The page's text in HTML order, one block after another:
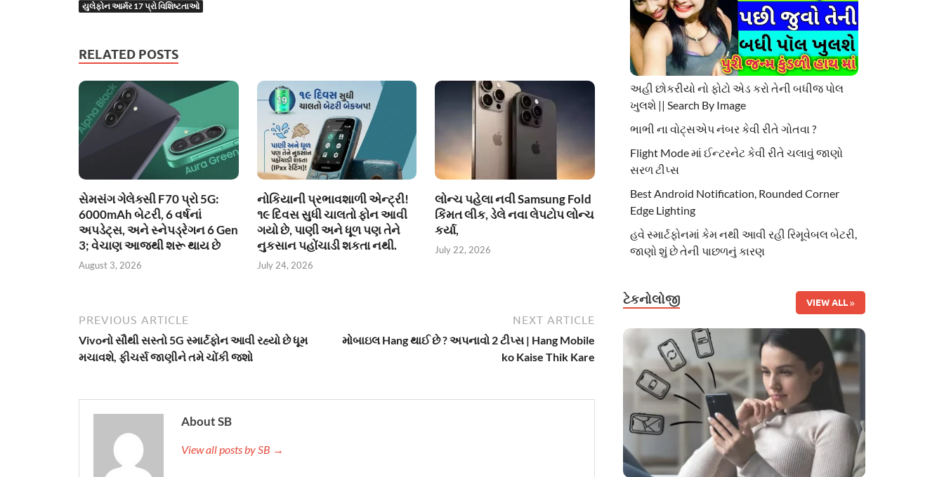
યુલેફોન આર્મર 17 પ્રો વિશિષ્ટતાઓ
RELATED POSTS
સેમસંગ ગેલેક્સી F70 પ્રો 5G:
6000mAh બેટરી, 6 વર્ષનાં
અપડેટ્સ, અને સ્નેપડ્રેગન 6 Gen
3; વેચાણ આજથી શરૂ થાય છે
August 3, 2026
નોકિયાની પ્રભાવશાળી એન્ટ્રી!
૧૯ દિવસ સુધી ચાલતો ફોન આવી
ગયો છે, પાણી અને ધૂળ પણ તેને
નુકસાન પહોંચાડી શકતા નથી.
July 24, 2026
લોન્ચ પહેલા નવી Samsung Fold
કિંમત લીક, ડેલે નવા લેપટોપ લોન્ચ
કર્યા,
July 22, 2026
PREVIOUS ARTICLE
Vivoનો સૌથી સસ્તો 5G સ્માર્ટફોન આવી રહ્યો છે ધૂમ
મચાવશે, ફીચર્સ જાણીને તમે ચોંકી જશો
NEXT ARTICLE
મોબાઇલ Hang થાઈ છે ? અપનાવો 2 ટીપ્સ | Hang Mobile
ko Kaise Thik Kare
About SB
View all posts by SB →
અહી છોકરીયો નો ફોટો એડ કરો તેની બધીજ પોલ
ખુલશે || Search By Image
ભાભી ના વોટ્સએપ નંબર કેવી રીતે ગોતવા ?
Flight Mode માં ઈન્ટરનેટ કેવી રીતે ચલાવું જાણો
સરળ ટીપ્સ
Best Android Notification, Rounded Corner
Edge Lighting
હવે સ્માર્ટફોનમાં કેમ નથી આવી રહી રિમૂવેબલ બેટરી,
જાણો શું છે તેની પાછળનું કારણ
ટેકનોલોજી VIEW ALL